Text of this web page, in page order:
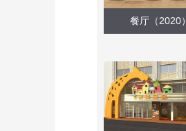
餐厅（2020）